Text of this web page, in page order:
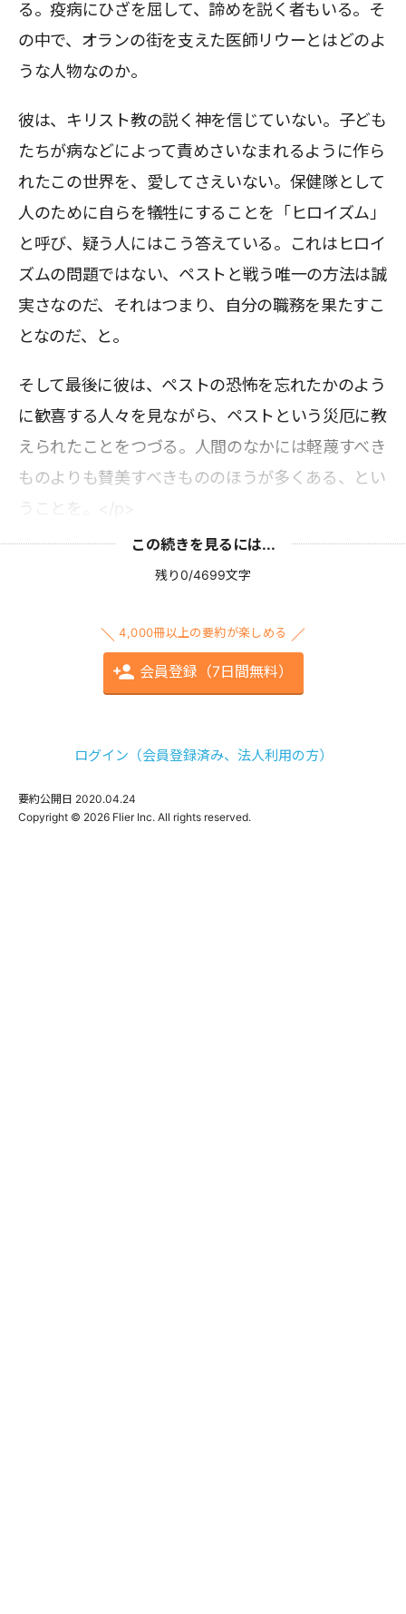
る。疫病にひざを屈して、諦めを説く者もいる。そ
の中で、オランの街を支えた医師リウーとはどのよ
うな人物なのか。
彼は、キリスト教の説く神を信じていない。子ども
たちが病などによって責めさいなまれるように作ら
れたこの世界を、愛してさえいない。保健隊として
人のために自らを犠牲にすることを「ヒロイズム」
と呼び、疑う人にはこう答えている。これはヒロイ
ズムの問題ではない、ペストと戦う唯一の方法は誠
実さなのだ、それはつまり、自分の職務を果たすこ
となのだ、と。
そして最後に彼は、ペストの恐怖を忘れたかのよう
に歓喜する人々を見ながら、ペストという災厄に教
えられたことをつづる。人間のなかには軽蔑すべき
ものよりも賛美すべきもののほうが多くある、とい
うことを。</p>
この続きを見るには...
残り0/4699文字
4,000冊以上の要約が楽しめる
会員登録（7日間無料）
ログイン（会員登録済み、法人利用の方）
要約公開日 2020.04.24